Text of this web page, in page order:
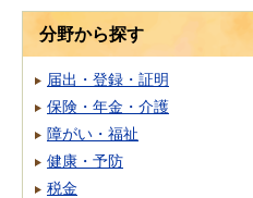
分野から探す
届出・登録・証明
保険・年金・介護
障がい・福祉
健康・予防
税金